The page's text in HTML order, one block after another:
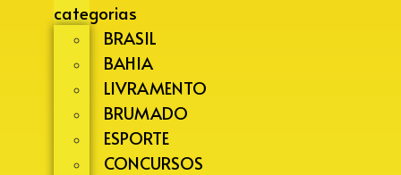
categorias
BRASIL
BAHIA
LIVRAMENTO
BRUMADO
ESPORTE
CONCURSOS